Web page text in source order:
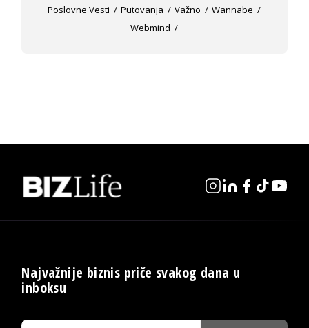
Poslovne Vesti
Putovanja Važno
Wannabe
Webmind
Najvažnije biznis priče svakog dana u
inboksu